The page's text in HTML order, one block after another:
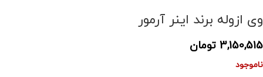
وی ازوله برند اینر آرمور
3,150,515 تومان
ناموجود